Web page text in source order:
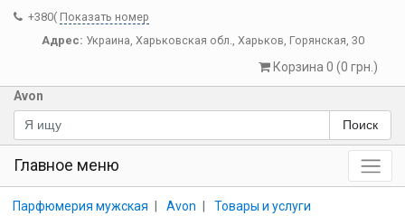
+380( Показать номер
Адрес: Украина, Харьковская обл., Харьков, Горянская, 30
Корзина 0 (0 грн.)
Avon
Поиск
Главное меню
Парфюмерия мужская Avon
Товары и услуги